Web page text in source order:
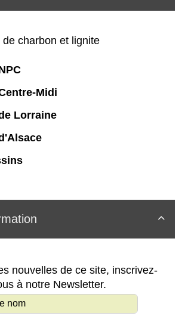
charbon et lignite
Midi
Lorraine

nouvelles de ce site, inscrivez-
à notre Newsletter.